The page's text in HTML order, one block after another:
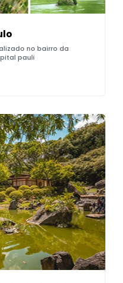
no bairro da
pauli